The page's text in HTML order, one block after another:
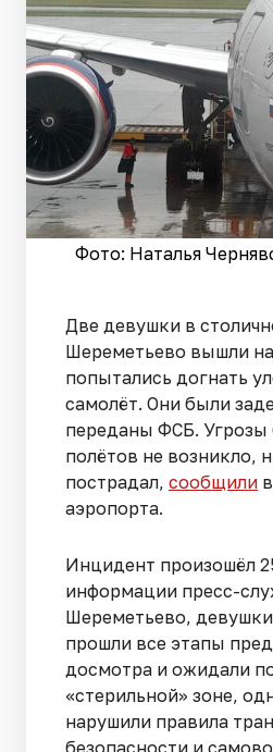
Фото: Наталья
Две девушки в
Шереметьево вышли
попытались догнать
самолёт. Они были
переданы ФСБ. Угрозы
полётов не возникло,
пострадал, сообщили
аэропорта.
Инцидент произошёл
информации пресс-
Шереметьево,
прошли все этапы
досмотра и ожидали
«стерильной» зоне,
нарушили правила
безопасности и